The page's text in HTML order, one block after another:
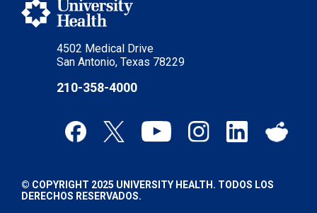
4502 Medical Drive
San Antonio, Texas 78229
210-358-4000
© COPYRIGHT 2025 UNIVERSITY HEALTH. TODOS LOS
DERECHOS RESERVADOS.